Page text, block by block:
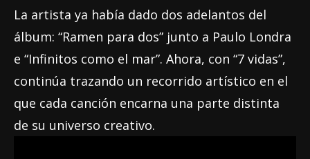
La artista ya había dado dos adelantos del
álbum: “Ramen para dos” junto a Paulo Londra
e “Infinitos como el mar”. Ahora, con “7 vidas”,
continúa trazando un recorrido artístico en el
que cada canción encarna una parte distinta
de su universo creativo.